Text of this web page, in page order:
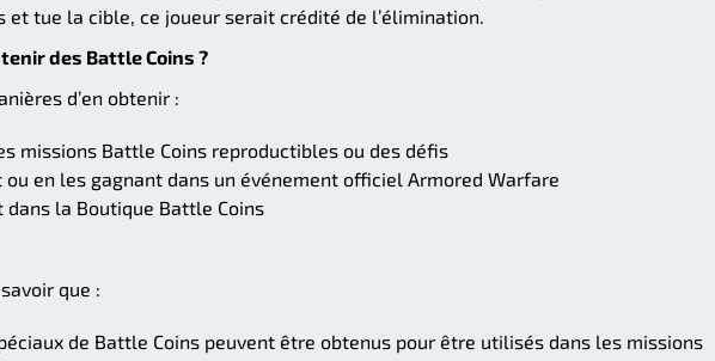
et tue la cible, ce joueur serait crédité de l’élimination.
des Battle Coins ?
d’en obtenir :
missions Battle Coins reproductibles ou des défis
ou en les gagnant dans un événement officiel Armored Warfare
dans la Boutique Battle Coins
que :
de Battle Coins peuvent être obtenus pour être utilisés dans les missions